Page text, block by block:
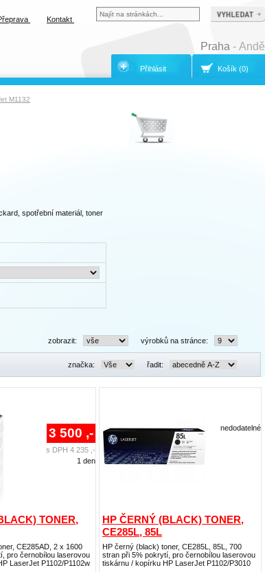
M1132
spotřební materiál, toner
zobrazit: výrobků na stránce:
značka: řadit:
TONER,
CE285AD, 2 x 1600
pro černobílou laserovou
LaserJet P1102/P1102w
3 500 ,-
s DPH 4 235 ,-
1 den
HP ČERNÝ (BLACK) TONER,
CE285L, 85L
HP černý (black) toner, CE285L, 85L, 700
stran při 5% pokrytí, pro černobílou laserovou
tiskárnu / kopírku HP LaserJet P1102/P3010
nedodatelné
Kontakt
Praha - Anděl
Košík (0)
Přihlásit